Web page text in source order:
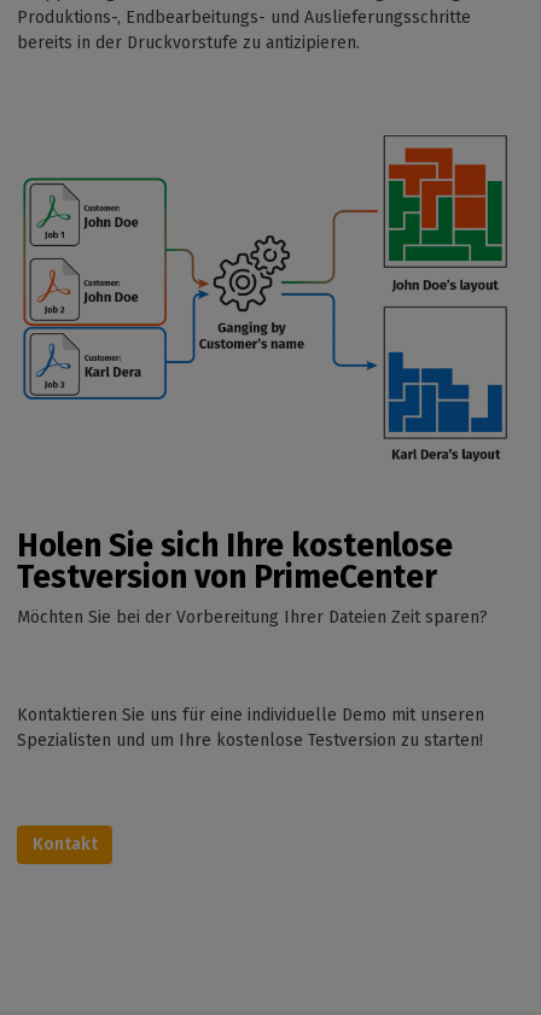
Produktions-, Endbearbeitungs- und Auslieferungsschritte
bereits in der Druckvorstufe zu antizipieren.
Holen Sie sich Ihre kostenlose
Testversion von PrimeCenter
Möchten Sie bei der Vorbereitung Ihrer Dateien Zeit sparen?
Kontaktieren Sie uns für eine individuelle Demo mit unseren
Spezialisten und um Ihre kostenlose Testversion zu starten!
Kontakt